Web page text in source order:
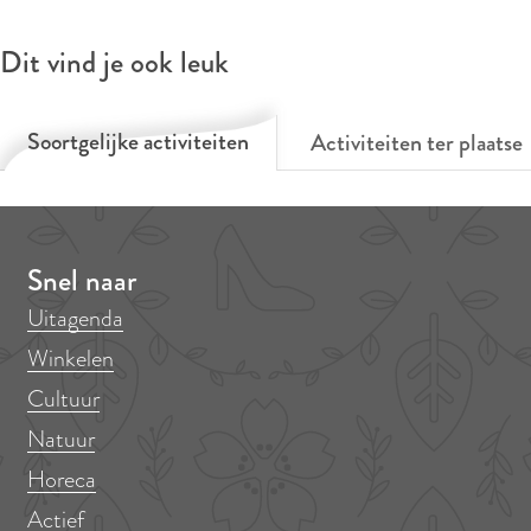
Dit vind je ook leuk
Soortgelijke activiteiten Activiteiten ter plaatse